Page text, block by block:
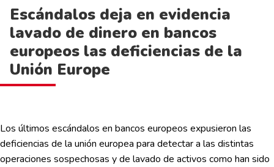
Escándalos deja en evidencia
lavado de dinero en bancos
europeos las deficiencias de la
Unión Europe
Los últimos escándalos en bancos europeos expusieron las
deficiencias de la unión europea para detectar a las distintas
operaciones sospechosas y de lavado de activos como han sido